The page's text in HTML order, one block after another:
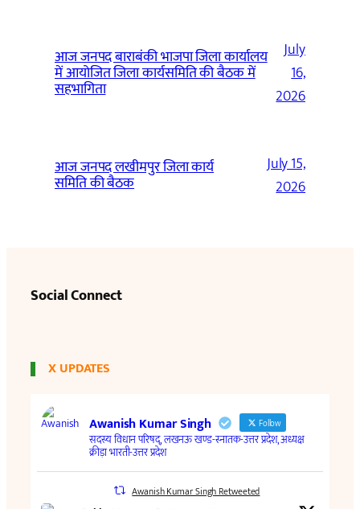
आज जनपद बाराबंकी भाजपा जिला कार्यालय
में आयोजित जिला कार्यसमिति की बैठक में
सहभागिता
July
16,
2026
आज जनपद लखीमपुर जिला कार्य
समिति की बैठक
July 15,
2026
Social Connect
X UPDATES